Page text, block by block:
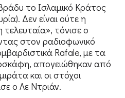
το Ισλαμικό Κράτος
Δεν είναι ούτε η
τόνισε ο
στον ραδιοφωνικό
Rafale, με τα
απογειώθηκαν από
και οι στόχοι
ο Λε Ντριάν.